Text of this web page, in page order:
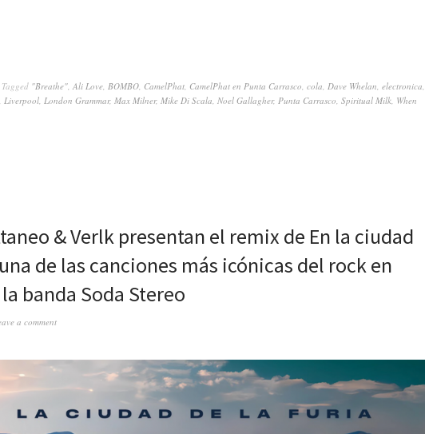
Tagged "Breathe", Ali Love, BOMBO, CamelPhat, CamelPhat en Punta Carrasco, cola, Dave Whelan, electronica,
, Liverpool, London Grammar, Max Milner, Mike Di Scala, Noel Gallagher, Punta Carrasco, Spiritual Milk, When
& Verlk presentan el remix de En la ciudad
de las canciones más icónicas del rock en
banda Soda Stereo
a comment